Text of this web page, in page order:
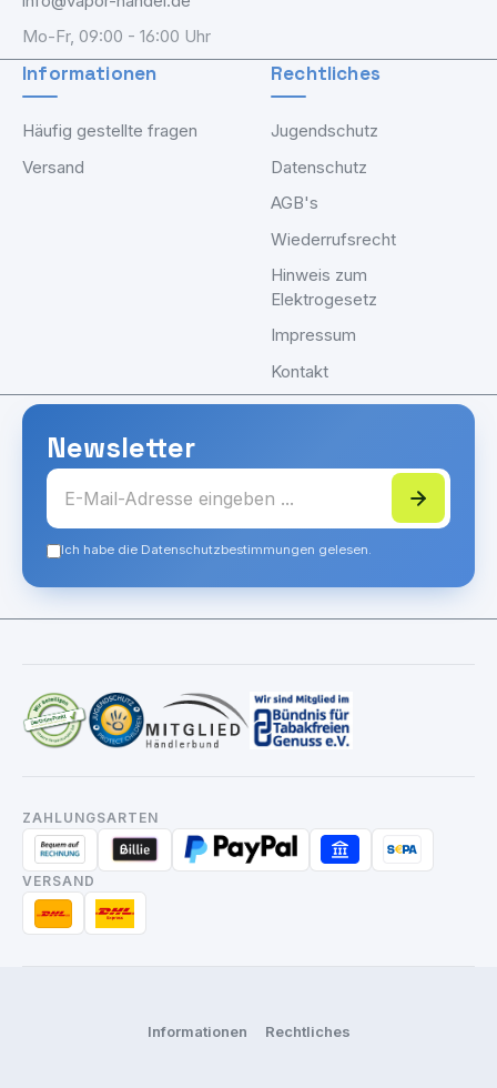
Mo-Fr, 09:00 - 16:00 Uhr
Informationen
Häufig gestellte fragen
Versand
Rechtliches
Jugendschutz
Datenschutz
AGB's
Wiederrufsrecht
Hinweis zum
Elektrogesetz
Impressum
Kontakt
Newsletter
Ich habe die Datenschutzbestimmungen gelesen.
ZAHLUNGSARTEN
VERSAND
Informationen Rechtliches